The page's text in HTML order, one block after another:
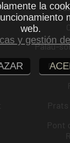
Palau-
Pacs
Pont
la
web.
y gestión